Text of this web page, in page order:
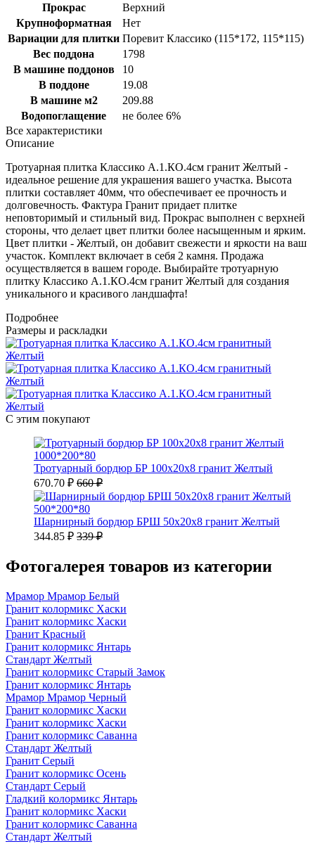
Прокрас
Верхний
Крупноформатная
Нет
Вариации для плитки Поревит Классико (115*172, 115*115)
Вес поддона
1798
В машине поддонов
10
В поддоне
19.08
В машине м2
209.88
Водопоглащение
не более 6%
Все характеристики
Описание
Тротуарная плитка Классико А.1.КО.4см гранит Желтый -
идеальное решение для украшения вашего участка. Высота
плитки составляет 40мм, что обеспечивает ее прочность и
долговечность. Фактура Гранит придает плитке
неповторимый и стильный вид. Прокрас выполнен с верхней
стороны, что делает цвет плитки более насыщенным и ярким.
Цвет плитки - Желтый, он добавит свежести и яркости на ваш
участок. Комплект включает в себя 2 камня. Продажа
осуществляется в вашем городе. Выбирайте тротуарную
плитку Классико А.1.КО.4см гранит Желтый для создания
уникального и красивого ландшафта!
Подробнее
Размеры и раскладки
С этим покупают
1000*200*80
Тротуарный бордюр БР 100х20х8 гранит Желтый
670.70 ₽ 660 ₽
500*200*80
Шарнирный бордюр БРШ 50х20х8 гранит Желтый
344.85 ₽ 339 ₽
Фотогалерея товаров из категории
Мрамор Мрамор Белый
Гранит колормикс Хаски
Гранит колормикс Хаски
Гранит Красный
Гранит колормикс Янтарь
Стандарт Желтый
Гранит колормикс Старый Замок
Гранит колормикс Янтарь
Мрамор Мрамор Черный
Гранит колормикс Хаски
Гранит колормикс Хаски
Гранит колормикс Саванна
Стандарт Желтый
Гранит Серый
Гранит колормикс Осень
Стандарт Серый
Гладкий колормикс Янтарь
Гранит колормикс Хаски
Гранит колормикс Саванна
Стандарт Желтый